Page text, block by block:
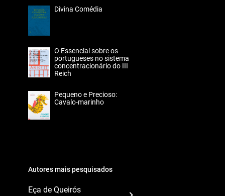
Divina Comédia
O Essencial sobre os
portugueses no sistema
concentracionário do III
Reich
Pequeno e Precioso:
Cavalo-marinho
Autores mais pesquisados
Eça de Queirós